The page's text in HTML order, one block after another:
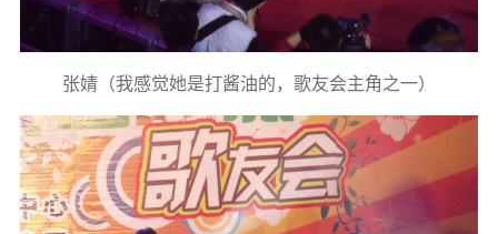
张婧（我感觉她是打酱油的，歌友会主角之一）